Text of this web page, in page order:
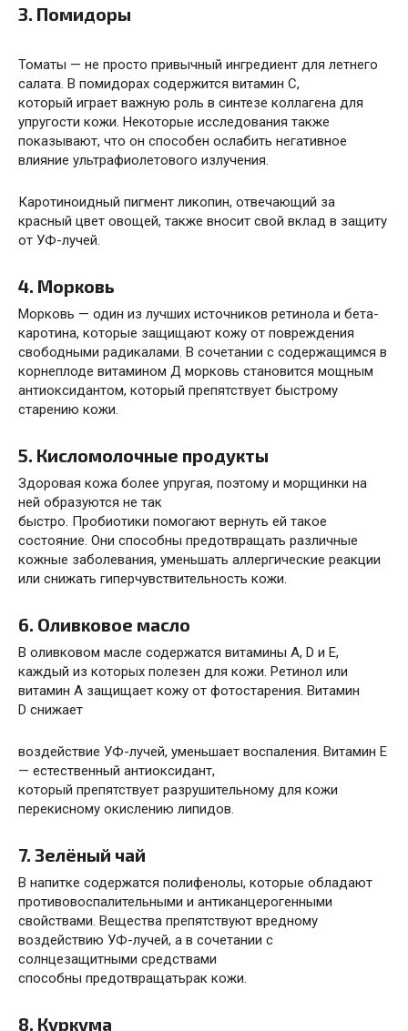
3. Помидоры
Томаты — не просто привычный ингредиент для летнего
салата. В помидорах содержится витамин С,
который играет важную роль в синтезе коллагена для
упругости кожи. Некоторые исследования также
показывают, что он способен ослабить негативное
влияние ультрафиолетового излучения.
Каротиноидный пигмент ликопин, отвечающий за
красный цвет овощей, также вносит свой вклад в защиту
от УФ-лучей.
4. Морковь
Морковь — один из лучших источников ретинола и бета-
каротина, которые защищают кожу от повреждения
свободными радикалами. В сочетании с содержащимся в
корнеплоде витамином Д морковь становится мощным
антиоксидантом, который препятствует быстрому
старению кожи.
5. Кисломолочные продукты
Здоровая кожа более упругая, поэтому и морщинки на
ней образуются не так
быстро. Пробиотики помогают вернуть ей такое
состояние. Они способны предотвращать различные
кожные заболевания, уменьшать аллергические реакции
или снижать гиперчувствительность кожи.
6. Оливковое масло
В оливковом масле содержатся витамины А, D и Е,
каждый из которых полезен для кожи. Ретинол или
витамин А защищает кожу от фотостарения. Витамин
D снижает
воздействие УФ-лучей, уменьшает воспаления. Витамин Е
— естественный антиоксидант,
который препятствует разрушительному для кожи
перекисному окислению липидов.
7. Зелёный чай
В напитке содержатся полифенолы, которые обладают
противовоспалительными и антиканцерогенными
свойствами. Вещества препятствуют вредному
воздействию УФ-лучей, а в сочетании с
солнцезащитными средствами
способны предотвращатьрак кожи.
8. Куркума